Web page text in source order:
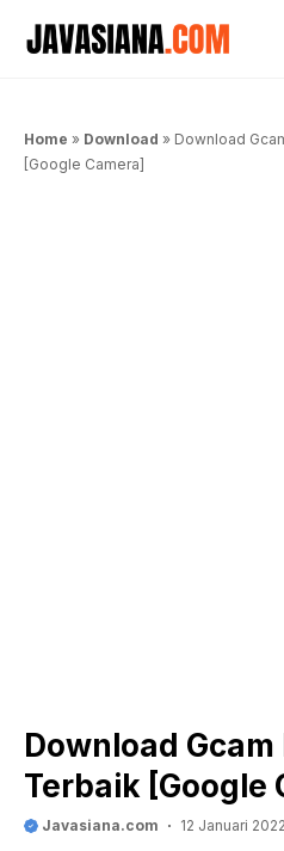
Home » Download » Download
[Google Camera]
Download Gcam
Terbaik [Google
Javasiana.com 12 Januari 2022